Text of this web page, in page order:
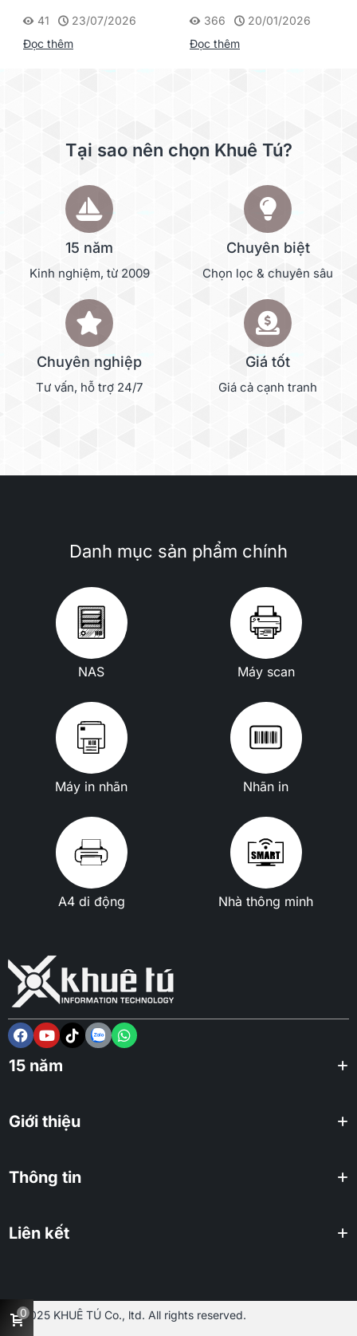
Supvan G15M Pro
41
23/07/2026
Đọc thêm
366
20/01/2026
Đọc thêm
Tại sao nên chọn Khuê Tú?
15 năm
Kinh nghiệm, từ 2009
Chuyên biệt
Chọn lọc & chuyên sâu
Chuyên nghiệp
Tư vấn, hỗ trợ 24/7
Giá tốt
Giá cả cạnh tranh
Danh mục sản phẩm chính
NAS Máy scan
Máy in nhãn Nhãn in
A4 di động Nhà thông minh
15 năm
Giới thiệu
Thông tin
Liên kết
2025 KHUÊ TÚ Co., ltd. All rights reserved.
0